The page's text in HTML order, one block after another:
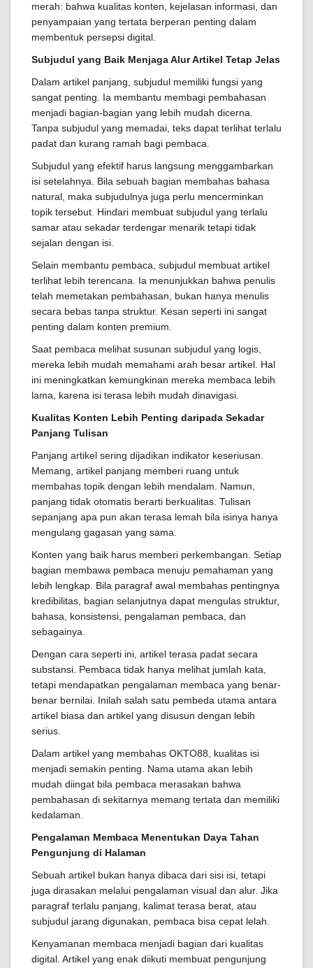
merah: bahwa kualitas konten, kejelasan informasi, dan
penyampaian yang tertata berperan penting dalam
membentuk persepsi digital.
Subjudul yang Baik Menjaga Alur Artikel Tetap Jelas
Dalam artikel panjang, subjudul memiliki fungsi yang
sangat penting. Ia membantu membagi pembahasan
menjadi bagian-bagian yang lebih mudah dicerna.
Tanpa subjudul yang memadai, teks dapat terlihat terlalu
padat dan kurang ramah bagi pembaca.
Subjudul yang efektif harus langsung menggambarkan
isi setelahnya. Bila sebuah bagian membahas bahasa
natural, maka subjudulnya juga perlu mencerminkan
topik tersebut. Hindari membuat subjudul yang terlalu
samar atau sekadar terdengar menarik tetapi tidak
sejalan dengan isi.
Selain membantu pembaca, subjudul membuat artikel
terlihat lebih terencana. Ia menunjukkan bahwa penulis
telah memetakan pembahasan, bukan hanya menulis
secara bebas tanpa struktur. Kesan seperti ini sangat
penting dalam konten premium.
Saat pembaca melihat susunan subjudul yang logis,
mereka lebih mudah memahami arah besar artikel. Hal
ini meningkatkan kemungkinan mereka membaca lebih
lama, karena isi terasa lebih mudah dinavigasi.
Kualitas Konten Lebih Penting daripada Sekadar
Panjang Tulisan
Panjang artikel sering dijadikan indikator keseriusan.
Memang, artikel panjang memberi ruang untuk
membahas topik dengan lebih mendalam. Namun,
panjang tidak otomatis berarti berkualitas. Tulisan
sepanjang apa pun akan terasa lemah bila isinya hanya
mengulang gagasan yang sama.
Konten yang baik harus memberi perkembangan. Setiap
bagian membawa pembaca menuju pemahaman yang
lebih lengkap. Bila paragraf awal membahas pentingnya
kredibilitas, bagian selanjutnya dapat mengulas struktur,
bahasa, konsistensi, pengalaman pembaca, dan
sebagainya.
Dengan cara seperti ini, artikel terasa padat secara
substansi. Pembaca tidak hanya melihat jumlah kata,
tetapi mendapatkan pengalaman membaca yang benar-
benar bernilai. Inilah salah satu pembeda utama antara
artikel biasa dan artikel yang disusun dengan lebih
serius.
Dalam artikel yang membahas OKTO88, kualitas isi
menjadi semakin penting. Nama utama akan lebih
mudah diingat bila pembaca merasakan bahwa
pembahasan di sekitarnya memang tertata dan memiliki
kedalaman.
Pengalaman Membaca Menentukan Daya Tahan
Pengunjung di Halaman
Sebuah artikel bukan hanya dibaca dari sisi isi, tetapi
juga dirasakan melalui pengalaman visual dan alur. Jika
paragraf terlalu panjang, kalimat terasa berat, atau
subjudul jarang digunakan, pembaca bisa cepat lelah.
Kenyamanan membaca menjadi bagian dari kualitas
digital. Artikel yang enak diikuti membuat pengunjung